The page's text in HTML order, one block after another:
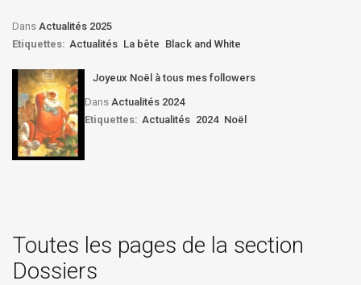
Dans Actualités 2025
Etiquettes: Actualités La bête Black and White
Joyeux Noël à tous mes followers
Dans Actualités 2024
Etiquettes: Actualités 2024 Noël
Toutes les pages de la section
Dossiers